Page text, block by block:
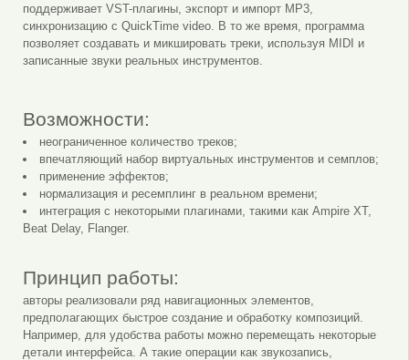
поддерживает VST-плагины, экспорт и импорт MP3,
синхронизацию с QuickTime video. В то же время, программа
позволяет создавать и микшировать треки, используя MIDI и
записанные звуки реальных инструментов.
Возможности:
неограниченное количество треков;
впечатляющий набор виртуальных инструментов и семплов;
применение эффектов;
нормализация и ресемплинг в реальном времени;
интеграция с некоторыми плагинами, такими как Ampire XT,
Beat Delay, Flanger.
Принцип работы:
авторы реализовали ряд навигационных элементов,
предполагающих быстрое создание и обработку композиций.
Например, для удобства работы можно перемещать некоторые
детали интерфейса. А такие операции как звукозапись,